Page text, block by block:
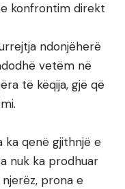
konfrontim direkt
ndonjëherë
vetëm në
të këqija, gjë që
ka qenë gjithnjë e
nuk ka prodhuar
prona e